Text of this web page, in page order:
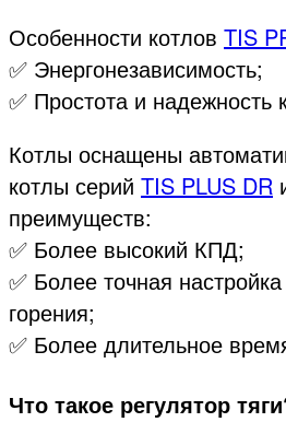
Особенности котлов TIS
✅ Энергонезависимость;
✅ Простота и надежность
Котлы оснащены
котлы серий TIS PLUS DR
преимуществ:
✅ Более высокий КПД;
✅ Более точная
горения;
✅ Более длительное
Что такое регулятор